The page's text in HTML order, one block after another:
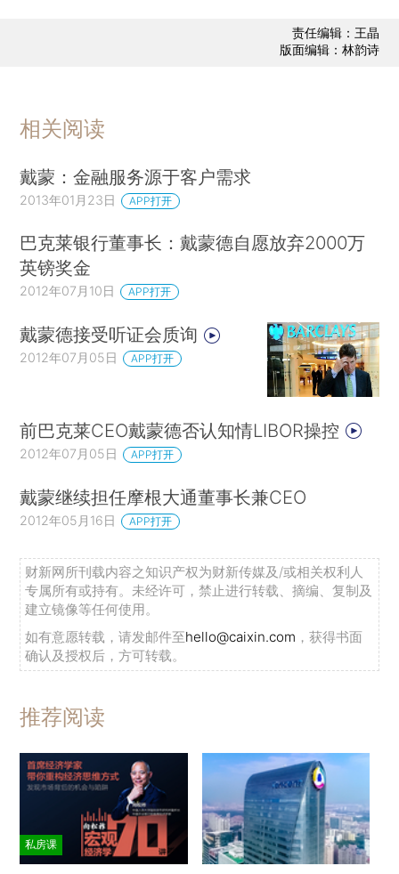
责任编辑：王晶
版面编辑：林韵诗
相关阅读
戴蒙：金融服务源于客户需求
2013年01月23日 APP打开
巴克莱银行董事长：戴蒙德自愿放弃2000万
英镑奖金
2012年07月10日 APP打开
戴蒙德接受听证会质询
2012年07月05日 APP打开
前巴克莱CEO戴蒙德否认知情LIBOR操控
2012年07月05日 APP打开
戴蒙继续担任摩根大通董事长兼CEO
2012年05月16日 APP打开
财新网所刊载内容之知识产权为财新传媒及/或相关权利人
专属所有或持有。未经许可，禁止进行转载、摘编、复制及
建立镜像等任何使用。
如有意愿转载，请发邮件至hello@caixin.com ，获得书面
确认及授权后，方可转载。
推荐阅读
私房课